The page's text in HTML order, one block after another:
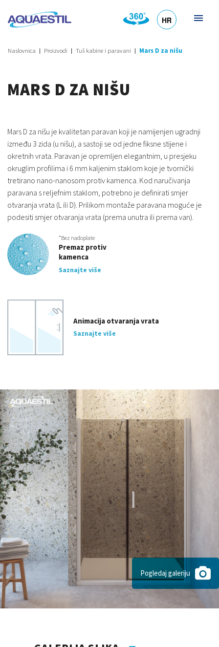
HR
Naslovnica Proizvodi Tuš kabine i paravani Mars D za nišu
MARS D ZA NIŠU
Mars D za nišu je kvalitetan paravan koji je namijenjen ugradnji
između 3 zida (u nišu), a sastoji se od jedne fiksne stijene i
okretnih vrata. Paravan je opremljen elegantnim, u presjeku
okruglim profilima i 6 mm kaljenim staklom koje je tvornički
tretirano nano-nanosom protiv kamenca. Kod naručivanja
paravana s reljefnim staklom, potrebno je definirati smjer
otvaranja vrata (L ili D). Prilikom montaže paravana moguće je
podesiti smjer otvaranja vrata (prema unutra ili prema van).
*Bez nadoplate
Premaz protiv
kamenca
Saznajte više
Animacija otvaranja vrata
Saznajte više
Pogledaj galeriju